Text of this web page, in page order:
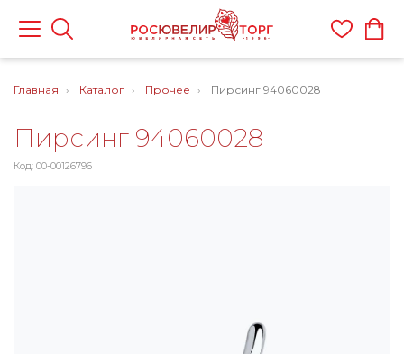
Главная Каталог Прочее Пирсинг 94060028
Пирсинг 94060028
Код: 00-00126796